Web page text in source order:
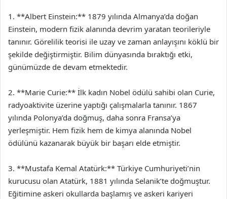
1. **Albert Einstein:** 1879 yılında Almanya’da doğan
Einstein, modern fizik alanında devrim yaratan teorileriyle
tanınır. Görelilik teorisi ile uzay ve zaman anlayışını köklü bir
şekilde değiştirmiştir. Bilim dünyasında bıraktığı etki,
günümüzde de devam etmektedir.
2. **Marie Curie:** İlk kadın Nobel ödülü sahibi olan Curie,
radyoaktivite üzerine yaptığı çalışmalarla tanınır. 1867
yılında Polonya’da doğmuş, daha sonra Fransa’ya
yerleşmiştir. Hem fizik hem de kimya alanında Nobel
ödülünü kazanarak büyük bir başarı elde etmiştir.
3. **Mustafa Kemal Atatürk:** Türkiye Cumhuriyeti’nin
kurucusu olan Atatürk, 1881 yılında Selanik’te doğmuştur.
Eğitimine askeri okullarda başlamış ve askeri kariyeri